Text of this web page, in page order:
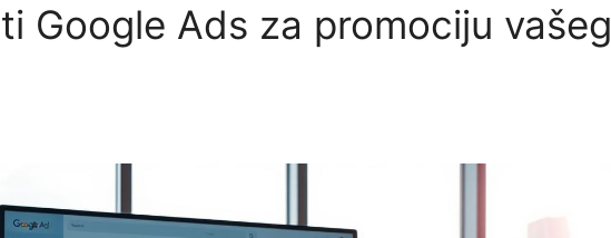
Google Ads za promociju vašeg